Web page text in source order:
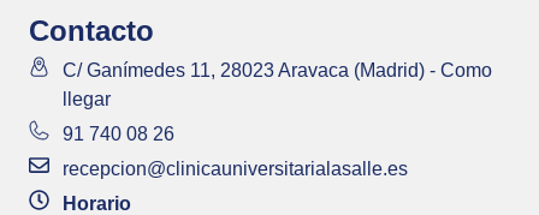
Contacto
C/ Ganímedes 11, 28023 Aravaca (Madrid) - Como
llegar
91 740 08 26
recepcion@clinicauniversitarialasalle.es
Horario